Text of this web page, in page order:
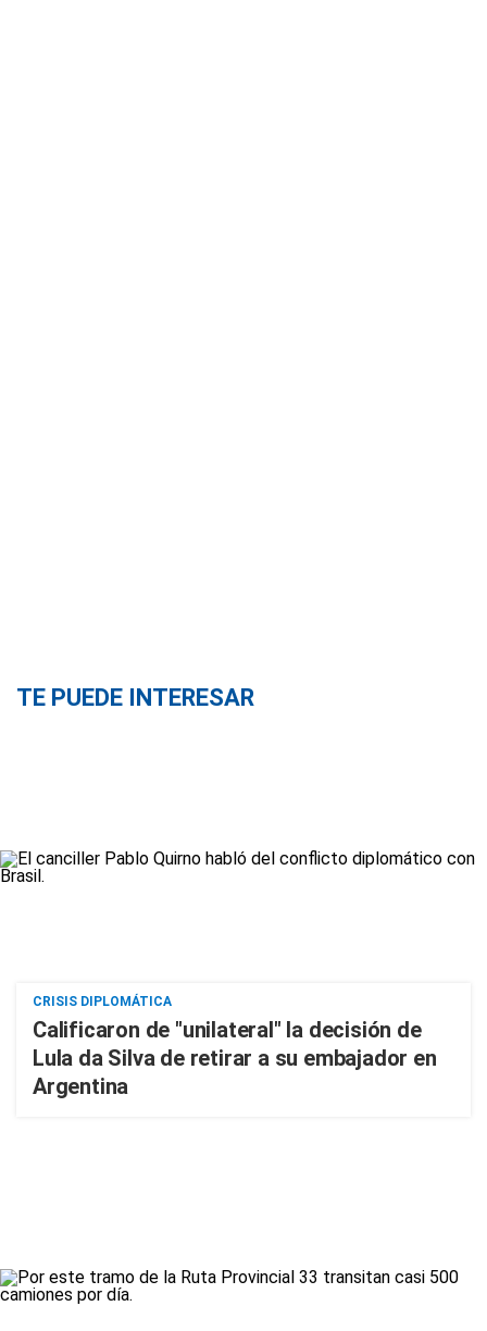
TE PUEDE INTERESAR
CRISIS DIPLOMÁTICA
Calificaron de "unilateral" la decisión de
Lula da Silva de retirar a su embajador en
Argentina